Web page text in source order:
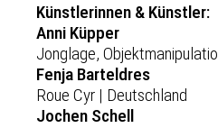
Künstlerinnen & Künstler:
Anni Küpper
Jonglage,
Fenja Barteldres
Roue Cyr | Deutschland
Jochen Schell